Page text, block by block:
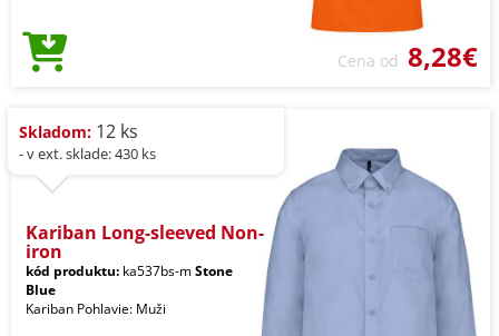
Cena od 8,28€
Skladom: 12 ks
- v ext. sklade: 430 ks
Kariban Long-sleeved Non-
iron
kód produktu: ka537bs-mStone
Blue
Kariban Pohlavie: Muži